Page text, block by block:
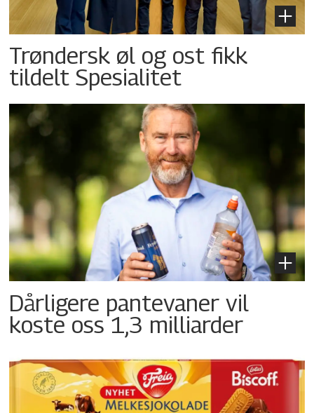
Trøndersk øl og ost fikk
tildelt Spesialitet
Dårligere pantevaner vil
koste oss 1,3 milliarder